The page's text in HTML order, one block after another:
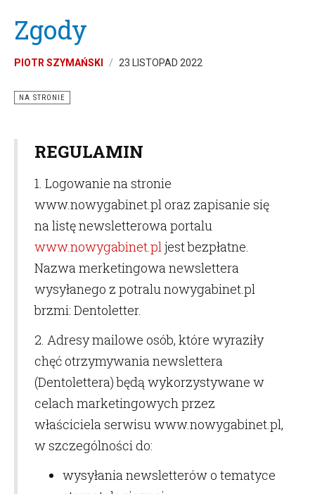
Zgody
PIOTR SZYMAŃSKI 23 LISTOPAD 2022
NA STRONIE
REGULAMIN
1. Logowanie na stronie
www.nowygabinet.pl oraz zapisanie się
na listę newsletterowa portalu
www.nowygabinet.pljest bezpłatne.
Nazwa merketingowa newslettera
wysyłanego z potralu nowygabinet.pl
brzmi: Dentoletter.
2. Adresy mailowe osób, które wyraziły
chęć otrzymywania newslettera
(Dentolettera) będą wykorzystywane w
celach marketingowych przez
właściciela serwisu www.nowygabinet.pl,
w szczególności do:
wysyłania newsletterów o tematyce